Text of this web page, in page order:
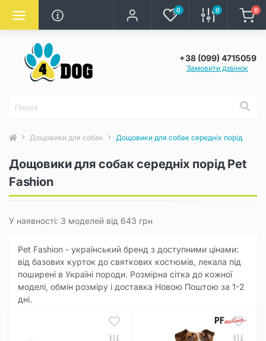
0 0 0
+38 (099) 4715059
Замовити дзвінок
Дощовики для собак Дощовики для собак середніх порід
Дощовики для собак середніх порід Pet
Fashion
У наявності: 3 моделей від 643 грн
Pet Fashion - український бренд з доступними цінами:
від базових курток до святкових костюмів, лекала під
поширені в Україні породи. Розмірна сітка до кожної
моделі, обмін розміру і доставка Новою Поштою за 1-2
дні.